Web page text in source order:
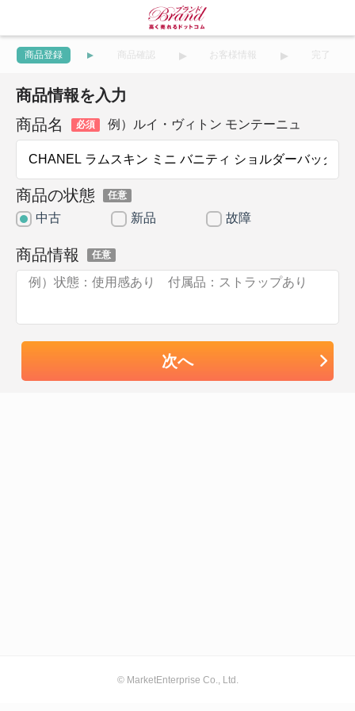
商品登録 商品確認 お客様情報 完了
商品情報を入力
商品名
必須 例）ルイ・ヴィトン モンテーニュ
商品の状態 任意
中古 新品 故障
商品情報 任意
次へ
© MarketEnterprise Co., Ltd.